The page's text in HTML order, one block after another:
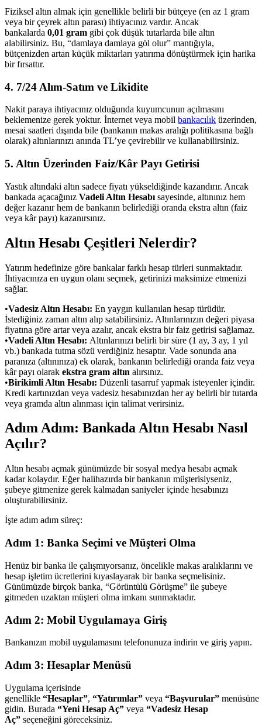
Fiziksel altın almak için genellikle belirli bir bütçeye (en az 1 gram
veya bir çeyrek altın parası) ihtiyacınız vardır. Ancak
bankalarda 0,01 gram gibi çok düşük tutarlarda bile altın
alabilirsiniz. Bu, “damlaya damlaya göl olur” mantığıyla,
bütçenizden artan küçük miktarları yatırıma dönüştürmek için harika
bir fırsattır.
4. 7/24 Alım-Satım ve Likidite
Nakit paraya ihtiyacınız olduğunda kuyumcunun açılmasını
beklemenize gerek yoktur. İnternet veya mobil bankacılık üzerinden,
mesai saatleri dışında bile (bankanın makas aralığı politikasına bağlı
olarak) altınlarınızı anında TL’ye çevirebilir ve kullanabilirsiniz.
5. Altın Üzerinden Faiz/Kâr Payı Getirisi
Yastık altındaki altın sadece fiyatı yükseldiğinde kazandırır. Ancak
bankada açacağınız Vadeli Altın Hesabı sayesinde, altınınız hem
değer kazanır hem de bankanın belirlediği oranda ekstra altın (faiz
veya kâr payı) kazanırsınız.
Altın Hesabı Çeşitleri Nelerdir?
Yatırım hedefinize göre bankalar farklı hesap türleri sunmaktadır.
İhtiyacınıza en uygun olanı seçmek, getirinizi maksimize etmenizi
sağlar.
•Vadesiz Altın Hesabı: En yaygın kullanılan hesap türüdür.
İstediğiniz zaman altın alıp satabilirsiniz. Altınlarınızın değeri piyasa
fiyatına göre artar veya azalır, ancak ekstra bir faiz getirisi sağlamaz.
•Vadeli Altın Hesabı: Altınlarınızı belirli bir süre (1 ay, 3 ay, 1 yıl
vb.) bankada tutma sözü verdiğiniz hesaptır. Vade sonunda ana
paranıza (altınınıza) ek olarak, bankanın belirlediği oranda faiz veya
kâr payı olarak ekstra gram altın alırsınız.
•Birikimli Altın Hesabı: Düzenli tasarruf yapmak isteyenler içindir.
Kredi kartınızdan veya vadesiz hesabınızdan her ay belirli bir tutarda
veya gramda altın alınması için talimat verirsiniz.
Adım Adım: Bankada Altın Hesabı Nasıl
Açılır?
Altın hesabı açmak günümüzde bir sosyal medya hesabı açmak
kadar kolaydır. Eğer halihazırda bir bankanın müşterisiyseniz,
şubeye gitmenize gerek kalmadan saniyeler içinde hesabınızı
oluşturabilirsiniz.
İşte adım adım süreç:
Adım 1: Banka Seçimi ve Müşteri Olma
Henüz bir banka ile çalışmıyorsanız, öncelikle makas aralıklarını ve
hesap işletim ücretlerini kıyaslayarak bir banka seçmelisiniz.
Günümüzde birçok banka, “Görüntülü Görüşme” ile şubeye
gitmeden uzaktan müşteri olma imkanı sunmaktadır.
Adım 2: Mobil Uygulamaya Giriş
Bankanızın mobil uygulamasını telefonunuza indirin ve giriş yapın.
Adım 3: Hesaplar Menüsü
Uygulama içerisinde
genellikle “Hesaplar”, “Yatırımlar” veya “Başvurular” menüsüne
gidin. Burada “Yeni Hesap Aç” veya “Vadesiz Hesap
Aç” seçeneğini göreceksiniz.